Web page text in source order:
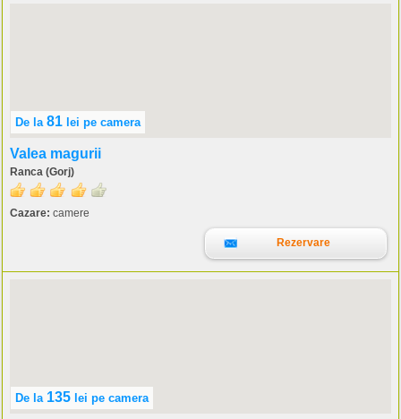
De la 81 lei pe camera
Valea magurii
Ranca (Gorj)
Cazare: camere
Rezervare
De la 135 lei pe camera